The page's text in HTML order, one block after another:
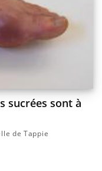
sucrées sont à
de Tappie